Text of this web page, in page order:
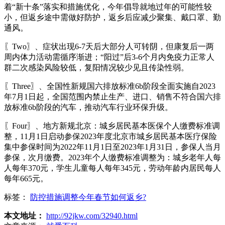
着“新十条”落实和措施优化，今年倡导就地过年的可能性较
小，但返乡途中需做好防护，返乡后应减少聚集、戴口罩、勤
通风。
〖Two〗、症状出现6-7天后大部分人可转阴，但康复后一两
周内体力活动需循序渐进；“阳过”后3-6个月内免疫力正常人
群二次感染风险较低，复阳情况较少见且传染性弱。
〖Three〗、全国性新规国六排放标准6b阶段全面实施自2023
年7月1日起，全国范围内禁止生产、进口、销售不符合国六排
放标准6b阶段的汽车，推动汽车行业环保升级。
〖Four〗、地方新规北京：城乡居民基本医保个人缴费标准调
整，11月1日启动参保2023年度北京市城乡居民基本医疗保险
集中参保时间为2022年11月1日至2023年1月31日，参保人当月
参保，次月缴费。2023年个人缴费标准调整为：城乡老年人每
人每年370元，学生儿童每人每年345元，劳动年龄内居民每人
每年665元。
标签： 防控措施调整今年春节如何返乡?
本文地址： http://92jkw.com/32940.html